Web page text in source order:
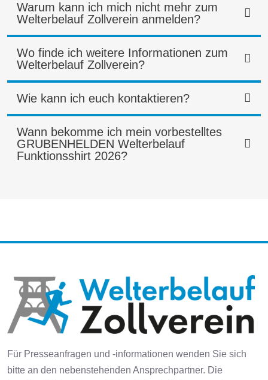
Warum kann ich mich nicht mehr zum
Welterbelauf Zollverein anmelden?
Wo finde ich weitere Informationen zum
Welterbelauf Zollverein?
Wie kann ich euch kontaktieren?
Wann bekomme ich mein vorbestelltes
GRUBENHELDEN Welterbelauf
Funktionsshirt 2026?
Für Presseanfragen und -informationen wenden Sie sich
bitte an den nebenstehenden Ansprechpartner. Die